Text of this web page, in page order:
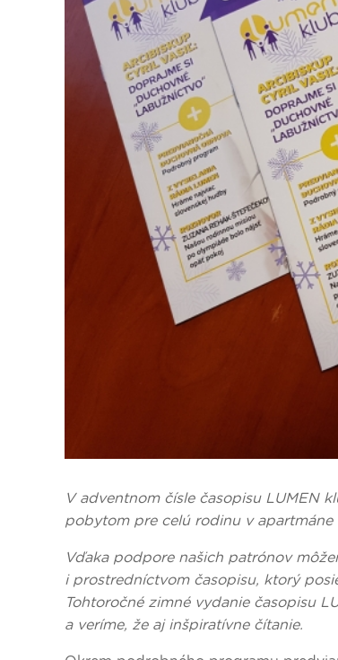
V adventnom čísle časopisu LUMEN
pobytom pre celú rodinu v apartmáne
Vďaka podpore našich patrónov
i prostredníctvom časopisu, ktorý
Tohtoročné zimné vydanie časopisu
a veríme, že aj inšpiratívne čítanie.